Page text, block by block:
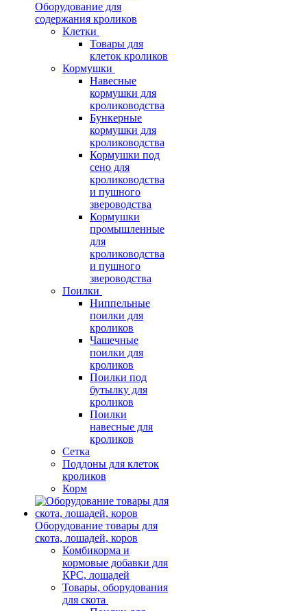
Оборудование для
содержания кроликов
Клетки
Товары для
клеток кроликов
Кормушки
Навесные
кормушки для
кролиководства
Бункерные
кормушки для
кролиководства
Кормушки под
сено для
кролиководства
и пушного
звероводства
Кормушки
промышленные
для
кролиководства
и пушного
звероводства
Поилки
Ниппельные
поилки для
кроликов
Чашечные
поилки для
кроликов
Поилки под
бутылку для
кроликов
Поилки
навесные для
кроликов
Сетка
Поддоны для клеток
кроликов
Корм
Оборудование товары для
скота, лошадей, коров
Комбикорма и
кормовые добавки для
КРС, лошадей
Товары, оборудования
для скота